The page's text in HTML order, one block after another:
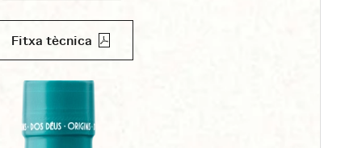
Fitxa tècnica